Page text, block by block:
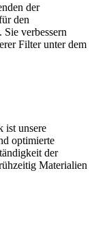
der
den
verbessern
Filter unter dem
ist unsere
optimierte
der
Materialien